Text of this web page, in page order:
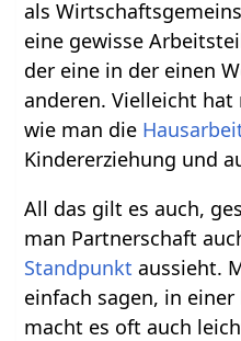
als
eine gewisse
der eine in der einen
anderen. Vielleicht
wie man die
Kindererziehung und
All das gilt es auch,
man Partnerschaft
Standpunkt aussieht.
einfach sagen, in
macht es oft auch